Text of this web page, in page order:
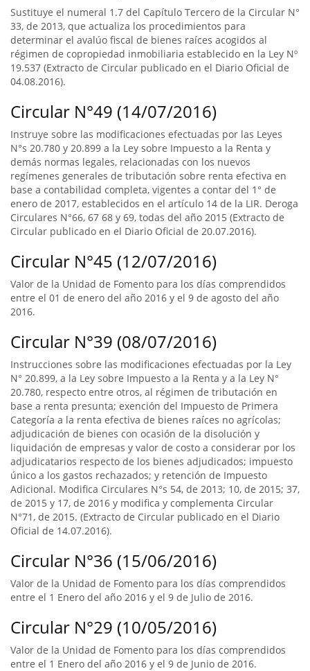
Sustituye el numeral 1.7 del Capítulo Tercero de la Circular N°
33, de 2013, que actualiza los procedimientos para
determinar el avalúo fiscal de bienes raíces acogidos al
régimen de copropiedad inmobiliaria establecido en la Ley Nº
19.537 (Extracto de Circular publicado en el Diario Oficial de
04.08.2016).
Circular N°49 (14/07/2016)
Instruye sobre las modificaciones efectuadas por las Leyes
N°s 20.780 y 20.899 a la Ley sobre Impuesto a la Renta y
demás normas legales, relacionadas con los nuevos
regímenes generales de tributación sobre renta efectiva en
base a contabilidad completa, vigentes a contar del 1° de
enero de 2017, establecidos en el artículo 14 de la LIR. Deroga
Circulares N°66, 67 68 y 69, todas del año 2015 (Extracto de
Circular publicado en el Diario Oficial de 20.07.2016).
Circular N°45 (12/07/2016)
Valor de la Unidad de Fomento para los días comprendidos
entre el 01 de enero del año 2016 y el 9 de agosto del año
2016.
Circular N°39 (08/07/2016)
Instrucciones sobre las modificaciones efectuadas por la Ley
N° 20.899, a la Ley sobre Impuesto a la Renta y a la Ley N°
20.780, respecto entre otros, al régimen de tributación en
base a renta presunta; exención del Impuesto de Primera
Categoría a la renta efectiva de bienes raíces no agrícolas;
adjudicación de bienes con ocasión de la disolución y
liquidación de empresas y valor de costo a considerar por los
adjudicatarios respecto de los bienes adjudicados; impuesto
único a los gastos rechazados; y retención de Impuesto
Adicional. Modifica Circulares N°s 54, de 2013; 10, de 2015; 37,
de 2015 y 17, de 2016 y modifica y complementa Circular
N°71, de 2015. (Extracto de Circular publicado en el Diario
Oficial de 14.07.2016).
Circular N°36 (15/06/2016)
Valor de la Unidad de Fomento para los días comprendidos
entre el 1 Enero del año 2016 y el 9 de Julio de 2016.
Circular N°29 (10/05/2016)
Valor de la Unidad de Fomento para los días comprendidos
entre el 1 Enero del año 2016 y el 9 de Junio de 2016.